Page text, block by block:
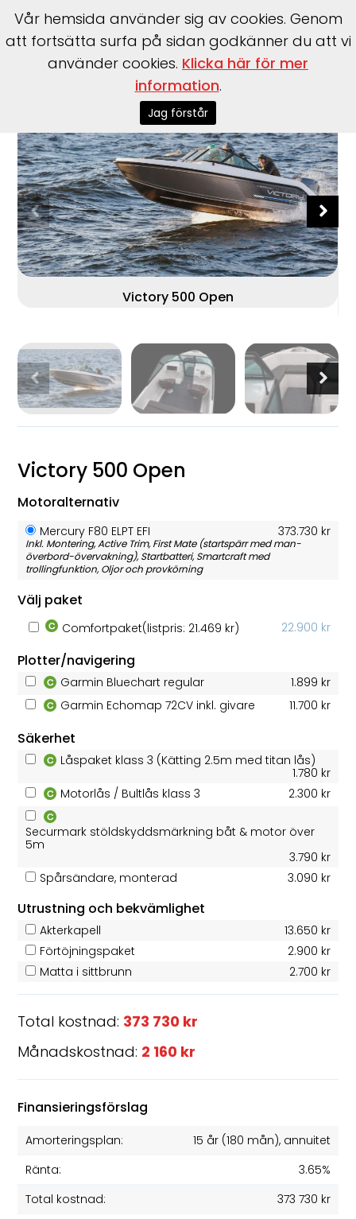
Victory>500 Open
Victory 500 Open
Victory 500 Open
Motoralternativ
Mercury F80 ELPT EFI 373.730 kr
Inkl. Montering, Active Trim, First Mate (startspärr med man-
överbord-övervakning), Startbatteri, Smartcraft med
trollingfunktion, Oljor och provkörning
Välj paket
Comfortpaket(listpris: 21.469 kr) 22.900 kr
Plotter/navigering
Garmin Bluechart regular
1.899 kr
Garmin Echomap 72CV inkl. givare
11.700 kr
Säkerhet
Låspaket klass 3 (Kätting 2.5m med titan lås)
1.780 kr
Motorlås / Bultlås klass 3
2.300 kr
Securmark stöldskyddsmärkning båt & motor över
5m
3.790 kr
Spårsändare, monterad
3.090 kr
Utrustning och bekvämlighet
Akterkapell
13.650 kr
Förtöjningspaket
2.900 kr
Matta i sittbrunn
2.700 kr
Total kostnad: 373 730 kr
Månadskostnad: 2 160 kr
Finansieringsförslag
Amorteringsplan: 15 år(180 mån), annuitet
Ränta:
3.65%
Total kostnad:
373 730 kr
Vår hemsida använder sig av cookies. Genom
att fortsätta surfa på sidan godkänner du att vi
använder cookies. Klicka här för mer
information.
Jag förstår